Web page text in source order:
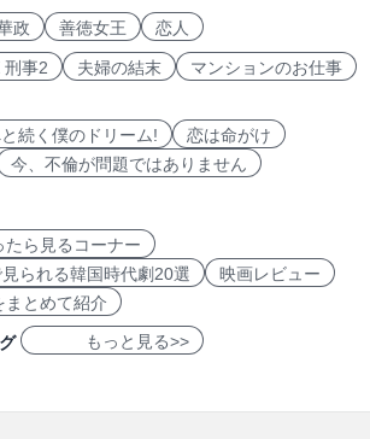
政 善徳女王 恋人
刑事2 夫婦の結末
マンションのお仕事
続く僕のドリーム!
恋は命がけ
今、不倫が問題ではありません
ら見るコーナー
見られる韓国時代劇20選
映画レビュー
まとめて紹介
もっと見る>>